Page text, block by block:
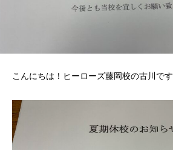
こんにちは！ヒーローズ藤岡校の古川です